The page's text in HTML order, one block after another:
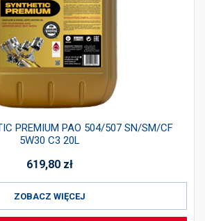
PREMIUM PAO 504/507 SN/SM/CF
5W30 C3 20L
619,80 zł
ZOBACZ WIĘCEJ